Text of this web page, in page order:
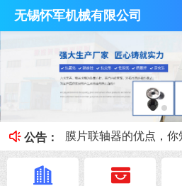
无锡怀军机械有限公司
公告：
梅花联轴器究竟是什么
膜片联轴器的优点，你
联轴器载荷情况及工作